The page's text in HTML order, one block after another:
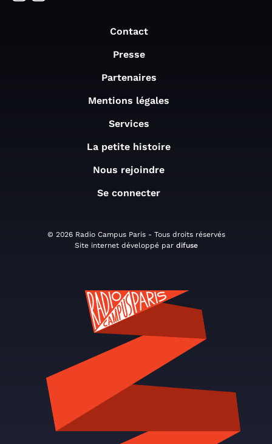
Contact
Presse
Partenaires
Mentions légales
Services
La petite histoire
Nous rejoindre
Se connecter
© 2026 Radio Campus Paris - Tous droits réservés
Site internet développé par difuse